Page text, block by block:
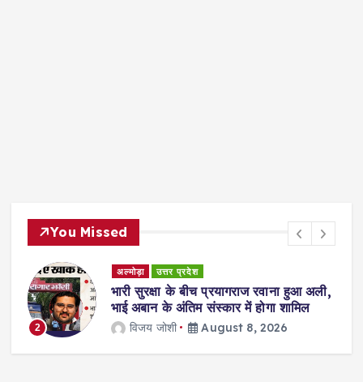
You Missed
2
अल्मोड़ा उत्तर प्रदेश
भारी सुरक्षा के बीच प्रयागराज रवाना हुआ अली,
भाई अबान के अंतिम संस्कार में होगा शामिल
विजय जोशी August 8, 2026